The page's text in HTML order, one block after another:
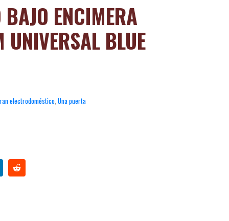
ENCIMERA
BLUE
electrodoméstico, Una puerta